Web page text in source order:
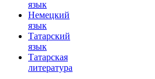
язык
Немецкий
язык
Татарский
язык
Татарская
литература